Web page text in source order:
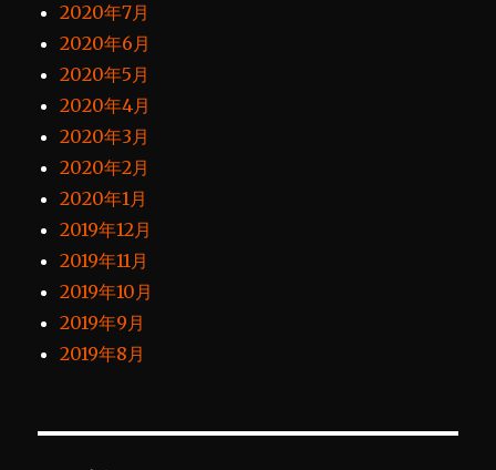
2020年7月
2020年6月
2020年5月
2020年4月
2020年3月
2020年2月
2020年1月
2019年12月
2019年11月
2019年10月
2019年9月
2019年8月